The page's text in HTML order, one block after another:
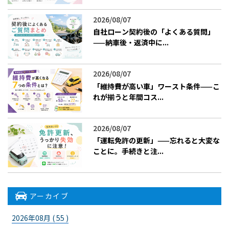
2026/08/07
自社ローン契約後の「よくある質問」
——納車後・返済中に...
2026/08/07
「維持費が高い車」ワースト条件——こ
れが揃うと年間コス...
2026/08/07
「運転免許の更新」——忘れると大変な
ことに。手続きと注...
アーカイブ
2026年08月 ( 55 )